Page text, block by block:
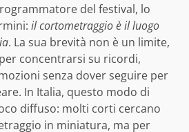
del festival, lo
il cortometraggio è il luogo
. La sua brevità non è un limite,
concentrarsi su ricordi,
senza dover seguire per
In Italia, questo modo di
diffuso: molti corti cercano
in miniatura, ma per